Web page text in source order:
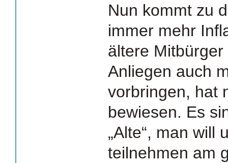
Nun kommt zu
immer mehr
ältere
Anliegen auch
vorbringen, hat
bewiesen. Es
„Alte“, man will
teilnehmen am